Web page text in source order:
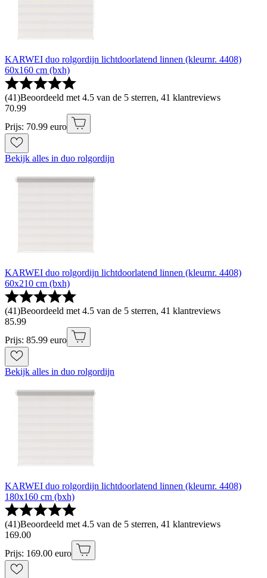
KARWEI duo rolgordijn lichtdoorlatend linnen (kleurnr. 4408)
60x160 cm (bxh)
(41)Beoordeeld met 4.5 van de 5 sterren, 41 klantreviews
70.99
Prijs: 70.99 euro
Bekijk alles in duo rolgordijn
KARWEI duo rolgordijn lichtdoorlatend linnen (kleurnr. 4408)
60x210 cm (bxh)
(41)Beoordeeld met 4.5 van de 5 sterren, 41 klantreviews
85.99
Prijs: 85.99 euro
Bekijk alles in duo rolgordijn
KARWEI duo rolgordijn lichtdoorlatend linnen (kleurnr. 4408)
180x160 cm (bxh)
(41)Beoordeeld met 4.5 van de 5 sterren, 41 klantreviews
169.00
Prijs: 169.00 euro